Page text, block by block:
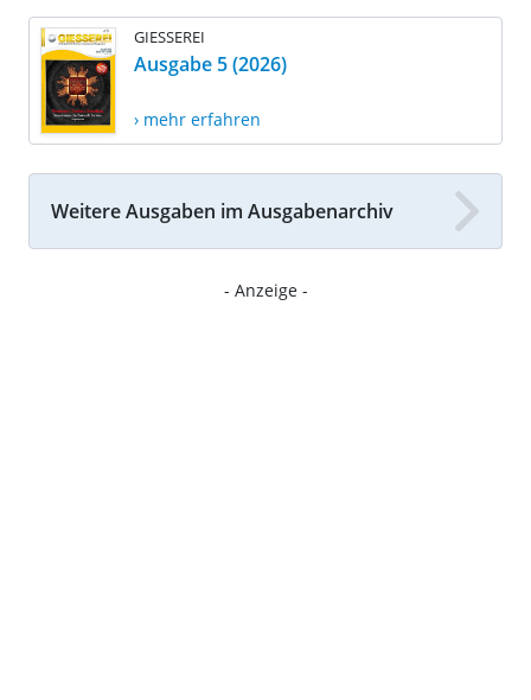
GIESSEREI
Ausgabe 5 (2026)
› mehr erfahren
Weitere Ausgaben im Ausgabenarchiv
- Anzeige -